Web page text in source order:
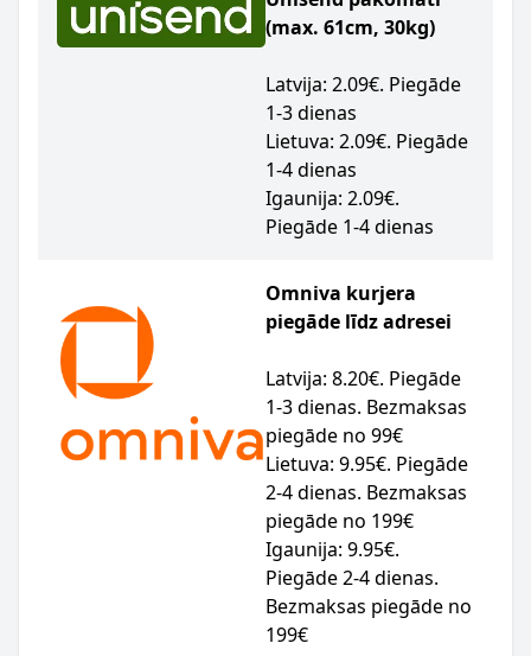
(max. 61cm, 30kg)
Latvija: 2.09€. Piegāde
1-3 dienas
Lietuva: 2.09€. Piegāde
1-4 dienas
Igaunija: 2.09€.
Piegāde 1-4 dienas
Omniva kurjera
piegāde līdz adresei
Latvija: 8.20€. Piegāde
1-3 dienas. Bezmaksas
piegāde no 99€
Lietuva: 9.95€. Piegāde
2-4 dienas. Bezmaksas
piegāde no 199€
Igaunija: 9.95€.
Piegāde 2-4 dienas.
Bezmaksas piegāde no
199€